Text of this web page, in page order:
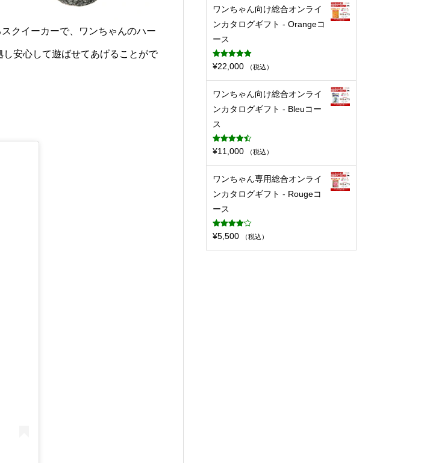
クイーカーで、ワンちゃんのハー
安心して遊ばせてあげることがで
ワンちゃん向け総合オンライ
ンカタログギフト - Orangeコ
ース
5段階中5.00
の評価
¥22,000 （税込）
ワンちゃん向け総合オンライ
ンカタログギフト - Bleuコー
ス
5段階中
4.50の評価
¥11,000 （税込）
ワンちゃん専用総合オンライ
ンカタログギフト - Rougeコ
ース
5段階中
4.11の評
¥5,500 （税込）